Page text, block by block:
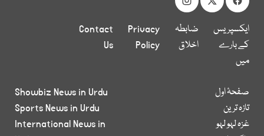
ایکسپریس
کے بارے
میں
ضابطہ
اخلاق
Privacy
Policy
Contact
Us
صفحۂ اول
تازہ ترین
غزہ لہو لہو
Showbiz News in Urdu
Sports News in Urdu
International News in